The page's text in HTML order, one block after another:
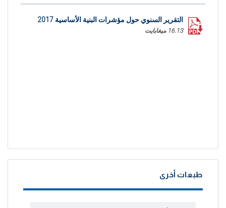
التقرير السنوي حول مؤشرات البنية الأساسية 2017
16.13 ميغابايت
طبعات أخرى